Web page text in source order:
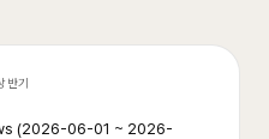
반기
(2026-06-01 ~ 2026-